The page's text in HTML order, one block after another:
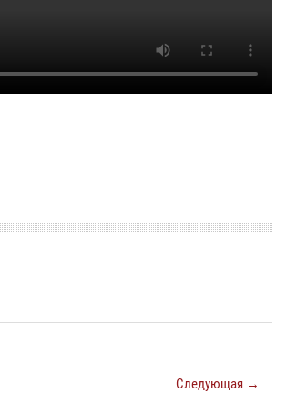
Следующая →